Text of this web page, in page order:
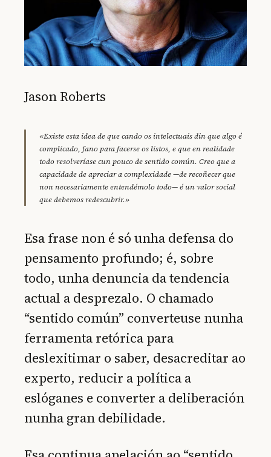
Jason Roberts
«Existe esta idea de que cando os intelectuais din que algo é
complicado, fano para facerse os listos, e que en realidade
todo resolveríase cun pouco de sentido común. Creo que a
capacidade de apreciar a complexidade —de recoñecer que
non necesariamente entendémolo todo— é un valor social
que debemos redescubrir.»
Esa frase non é só unha defensa do
pensamento profundo; é, sobre
todo, unha denuncia da tendencia
actual a desprezalo. O chamado
“sentido común” converteuse nunha
ferramenta retórica para
deslexitimar o saber, desacreditar ao
experto, reducir a política a
eslóganes e converter a deliberación
nunha gran debilidade.